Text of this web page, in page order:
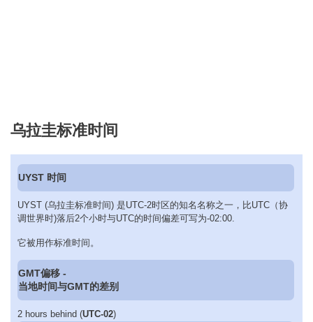
乌拉圭标准时间
UYST 时间
UYST (乌拉圭标准时间) 是UTC-2时区的知名名称之一，比UTC（协
调世界时)落后2个小时与UTC的时间偏差可写为-02:00.
它被用作标准时间。
GMT偏移 -
当地时间与GMT的差别
2 hours behind (UTC-02)